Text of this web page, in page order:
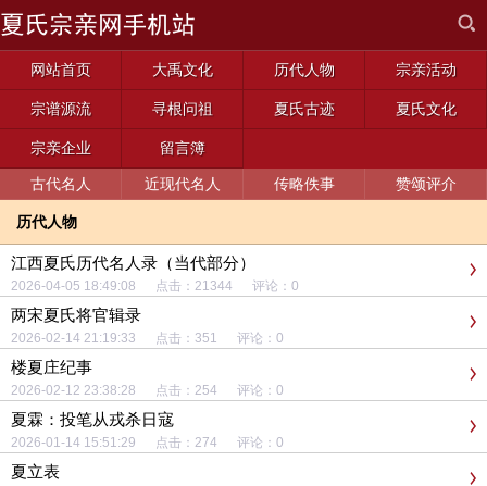
网站首页 大禹文化 历代人物 宗亲活动
宗谱源流 寻根问祖 夏氏古迹 夏氏文化
宗亲企业 留言簿
古代名人 近现代名人 传略佚事 赞颂评介
历代人物
江西夏氏历代名人录（当代部分）
2026-04-05 18:49:08 点击：21344 评论：0
两宋夏氏将官辑录
2026-02-14 21:19:33 点击：351 评论：0
楼夏庄纪事
2026-02-12 23:38:28 点击：254 评论：0
夏霖：投笔从戎杀日寇
2026-01-14 15:51:29 点击：274 评论：0
夏立表